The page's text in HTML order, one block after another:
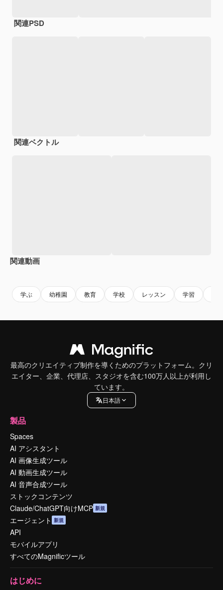
関連PSD
関連ベクトル
関連動画
学ぶ 幼稚園 教育 学校 レッスン 学習
最高のクリエイティブ制作を導くためのプラットフォーム。クリ
エイター、企業、代理店、スタジオを含む100万人以上が利用し
ています。
日本語
製品
Spaces
AI アシスタント
AI 画像生成ツール
AI 動画生成ツール
AI 音声合成ツール
ストックコンテンツ
Claude/ChatGPT向けMCP 新規
エージェント 新規
API
モバイルアプリ
すべてのMagnificツール
はじめに